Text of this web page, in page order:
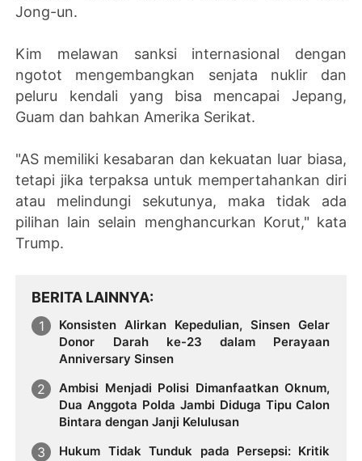
Jong-un.
Kim melawan sanksi internasional dengan
ngotot mengembangkan senjata nuklir dan
peluru kendali yang bisa mencapai Jepang,
Guam dan bahkan Amerika Serikat.
"AS memiliki kesabaran dan kekuatan luar biasa,
tetapi jika terpaksa untuk mempertahankan diri
atau melindungi sekutunya, maka tidak ada
pilihan lain selain menghancurkan Korut," kata
Trump.
BERITA LAINNYA
Konsisten Alirkan Kepedulian, Sinsen Gelar
Donor Darah ke-23 dalam Perayaan
Anniversary Sinsen
Ambisi Menjadi Polisi Dimanfaatkan Oknum,
Dua Anggota Polda Jambi Diduga Tipu Calon
Bintara dengan Janji Kelulusan
Hukum Tidak Tunduk pada Persepsi: Kritik